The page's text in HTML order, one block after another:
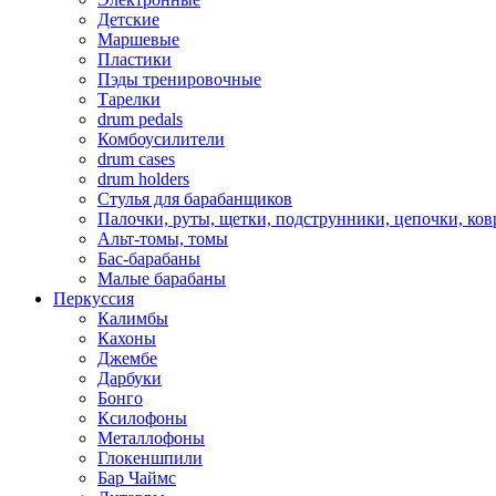
Детские
Маршевые
Пластики
Пэды тренировочные
Тарелки
drum pedals
Комбоусилители
drum cases
drum holders
Стулья для барабанщиков
Палочки, руты, щетки, подструнники, цепочки,
Альт-томы, томы
Бас-барабаны
Малые барабаны
Перкуссия
Калимбы
Кахоны
Джембе
Дарбуки
Бонго
Ксилофоны
Металлофоны
Глокеншпили
Бар Чаймс